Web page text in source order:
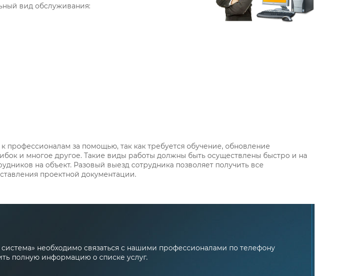
вид обслуживания:
за помощью, так как требуется обучение, обновление
и многое другое. Такие виды работы должны быть осуществлены быстро и на
на объект. Разовый выезд сотрудника позволяет получить все
проектной документации.
необходимо связаться с нашими профессионалами по телефону
полную информацию о списке услуг.